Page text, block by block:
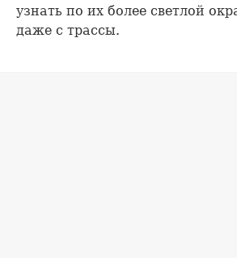
узнать по их более светлой
даже с трассы.